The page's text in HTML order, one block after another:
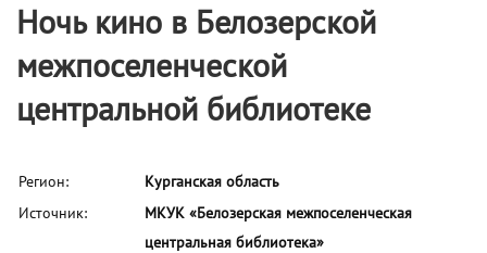
Ночь кино в Белозерской
межпоселенческой
центральной библиотеке
Регион:
Курганская область
Источник:
МКУК «Белозерская межпоселенческая
центральная библиотека»